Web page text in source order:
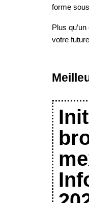
forme
Plus
votre